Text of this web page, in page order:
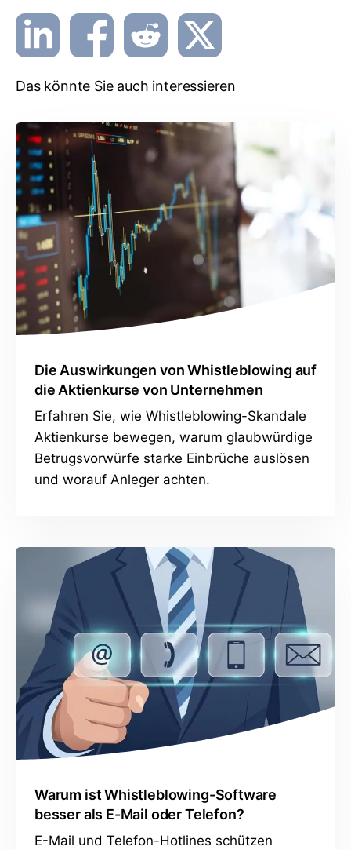
Das könnte Sie auch interessieren
Die Auswirkungen von Whistleblowing auf
die Aktienkurse von Unternehmen
Erfahren Sie, wie Whistleblowing-Skandale
Aktienkurse bewegen, warum glaubwürdige
Betrugsvorwürfe starke Einbrüche auslösen
und worauf Anleger achten.
Warum ist Whistleblowing-Software
besser als E-Mail oder Telefon?
E-Mail und Telefon-Hotlines schützen